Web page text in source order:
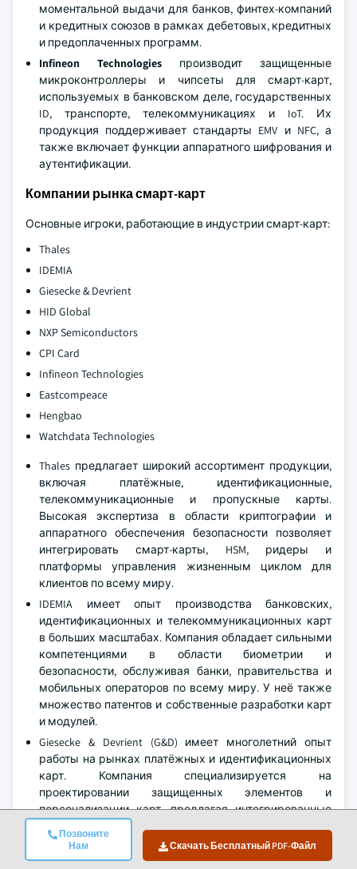
Позвоните
Нам
Скачать Бесплатный PDF-Файл
моментальной выдачи для банков, финтех-компаний
и кредитных союзов в рамках дебетовых, кредитных
и предоплаченных программ.
Infineon Technologies производит защищенные
микроконтроллеры и чипсеты для смарт-карт,
используемых в банковском деле, государственных
ID, транспорте, телекоммуникациях и IoT. Их
продукция поддерживает стандарты EMV и NFC, а
также включает функции аппаратного шифрования и
аутентификации.
Компании рынка смарт-карт
Основные игроки, работающие в индустрии смарт-карт:
Thales
IDEMIA
Giesecke & Devrient
HID Global
NXP Semiconductors
CPI Card
Infineon Technologies
Eastcompeace
Hengbao
Watchdata Technologies
Thales предлагает широкий ассортимент продукции,
включая платёжные, идентификационные,
телекоммуникационные и пропускные карты.
Высокая экспертиза в области криптографии и
аппаратного обеспечения безопасности позволяет
интегрировать смарт-карты, HSM, ридеры и
платформы управления жизненным циклом для
клиентов по всему миру.
IDEMIA имеет опыт производства банковских,
идентификационных и телекоммуникационных карт
в больших масштабах. Компания обладает сильными
компетенциями в области биометрии и
безопасности, обслуживая банки, правительства и
мобильных операторов по всему миру. У неё также
множество патентов и собственные разработки карт
и модулей.
Giesecke & Devrient (G&D) имеет многолетний опыт
работы на рынках платёжных и идентификационных
карт. Компания специализируется на
проектировании защищенных элементов и
персонализации карт, предлагая интегрированные
карты, программное обеспечение и услуги для
банков, правительств и мобильных операторов.
HID Global сочетает смарт-карты с системами